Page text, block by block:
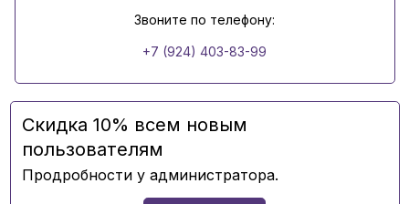
Звоните по телефону:
+7 (924) 403-83-99
Скидка 10% всем новым
пользователям
Продробности у администратора.